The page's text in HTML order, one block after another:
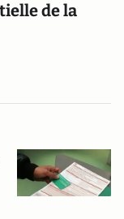
de la